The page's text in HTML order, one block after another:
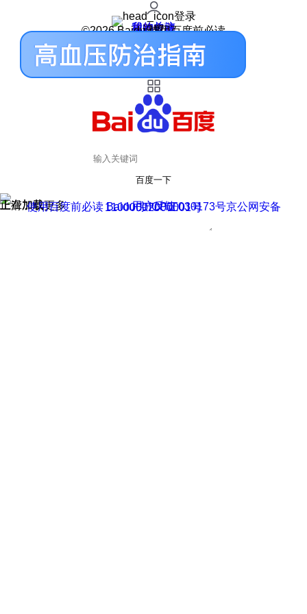
登录
我的关注
我的收藏
皮肤中心
用户反馈
设置
©2026 Baidu 使用百度前必读
百度一下
正在加载
上滑加载更多 用户反馈
使用百度前必读 Baidu 京ICP证030173号
京公网安备11000002000001号